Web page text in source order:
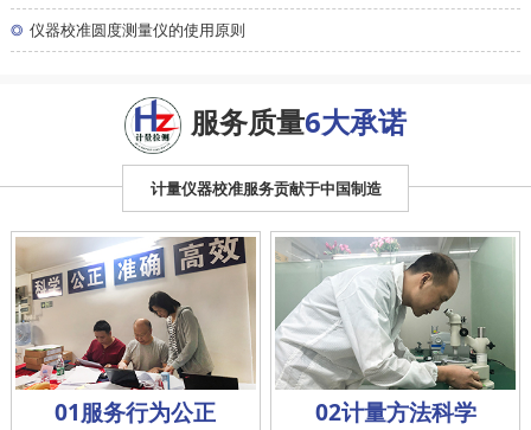
◎ 仪器校准圆度测量仪的使用原则
服务质量6大承诺
计量仪器校准服务贡献于中国制造
01服务行为公正 02计量方法科学